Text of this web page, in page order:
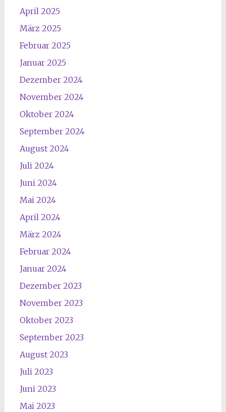
April 2025
März 2025
Februar 2025
Januar 2025
Dezember 2024
November 2024
Oktober 2024
September 2024
August 2024
Juli 2024
Juni 2024
Mai 2024
April 2024
März 2024
Februar 2024
Januar 2024
Dezember 2023
November 2023
Oktober 2023
September 2023
August 2023
Juli 2023
Juni 2023
Mai 2023